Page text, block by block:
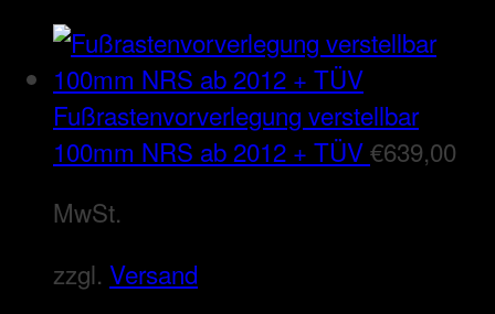
Fußrastenvorverlegung verstellbar
100mm NRS ab 2012 + TÜV€639,00
MwSt.
zzgl. Versand